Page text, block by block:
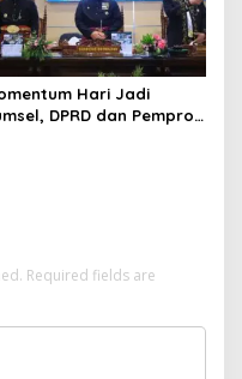
Hari Jadi
DPRD dan Pemprov
Required fields are